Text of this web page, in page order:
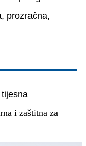
prozračna,
i zaštitna za